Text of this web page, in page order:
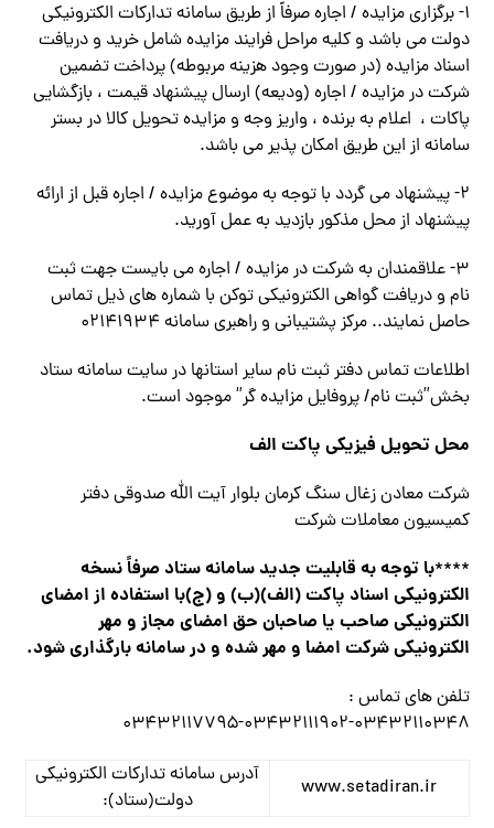
۱- برگزاری مزایده / اجاره صرفاً از طریق سامانه تدارکات الکترونیکی
دولت می باشد و کلیه مراحل فرایند مزایده شامل خرید و دریافت
اسناد مزایده (در صورت وجود هزینه مربوطه) پرداخت تضمین
شرکت در مزایده / اجاره (ودیعه) ارسال پیشنهاد قیمت ، بازگشایی
پاکات ، اعلام به برنده ، واریز وجه و مزایده تحویل کالا در بستر
سامانه از این طریق امکان پذیر می باشد.
۲- پیشنهاد می گردد با توجه به موضوع مزایده / اجاره قبل از ارائه
پیشنهاد از محل مذکور بازدید به عمل آورید.
۳- علاقمندان به شرکت در مزایده / اجاره می بایست جهت ثبت
نام و دریافت گواهی الکترونیکی توکن با شماره های ذیل تماس
حاصل نمایند.. مرکز پشتیبانی و راهبری سامانه ۰۲۱۴۱۹۳۴
اطلاعات تماس دفتر ثبت نام سایر استانها در سایت سامانه ستاد
بخش”ثبت نام/ پروفایل مزایده گر” موجود است.
محل تحویل فیزیکی پاکت الف
شرکت معادن زغال سنگ کرمان بلوار آیت الله صدوقی دفتر
کمیسیون معاملات شرکت
****با توجه به قابلیت جدید سامانه ستاد صرفاً نسخه
الکترونیکی اسناد پاکت (الف)(ب) و (ج)با استفاده از امضای
الکترونیکی صاحب یا صاحبان حق امضای مجاز و مهر
الکترونیکی شرکت امضا و مهر شده و در سامانه بارگذاری شود.
تلفن های تماس :
۰۳۴۳۲۱۱۰۳۴۸-۰۳۴۳۲۱۱۱۹۰۲-۰۳۴۳۲۱۱۷۷۹۵
www.setadiran.ir
آدرس سامانه تدارکات الکترونیکی
دولت(ستاد):